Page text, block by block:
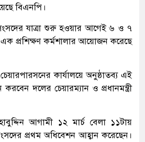
বিএনপি।
যাত্রা শুরু হওয়ার আগেই ৬ ও ৭
এক প্রশিক্ষণ কর্মশালার আয়োজন করেছে
কার্যালয়ে অনুষ্ঠাতব্য এই
করবেন দলের চেয়ারম্যান ও প্রধানমন্ত্রী
আগামী ১২ মার্চ বেলা ১১টায়
প্রথম অধিবেশন আহ্বান করেছেন।